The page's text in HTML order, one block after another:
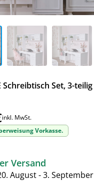
Schreibtisch Set, 3-teilig
inkl. MwSt.
Vorkasse.
Versand
August - 3. September